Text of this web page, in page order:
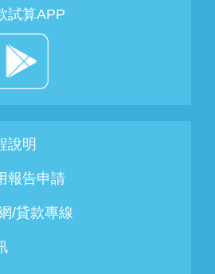
試算APP
說明
報告申請
/貸款專線